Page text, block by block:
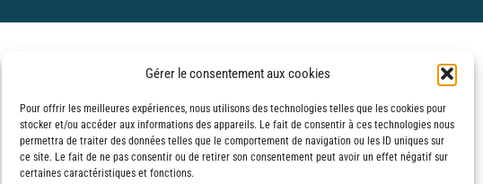
Gérer le consentement aux cookies
Pour offrir les meilleures expériences, nous utilisons des technologies telles que les cookies pour
stocker et/ou accéder aux informations des appareils. Le fait de consentir à ces technologies nous
permettra de traiter des données telles que le comportement de navigation ou les ID uniques sur
ce site. Le fait de ne pas consentir ou de retirer son consentement peut avoir un effet négatif sur
certaines caractéristiques et fonctions.